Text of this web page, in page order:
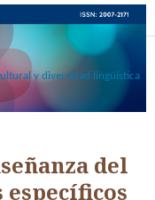
y diversidad lingüística
del